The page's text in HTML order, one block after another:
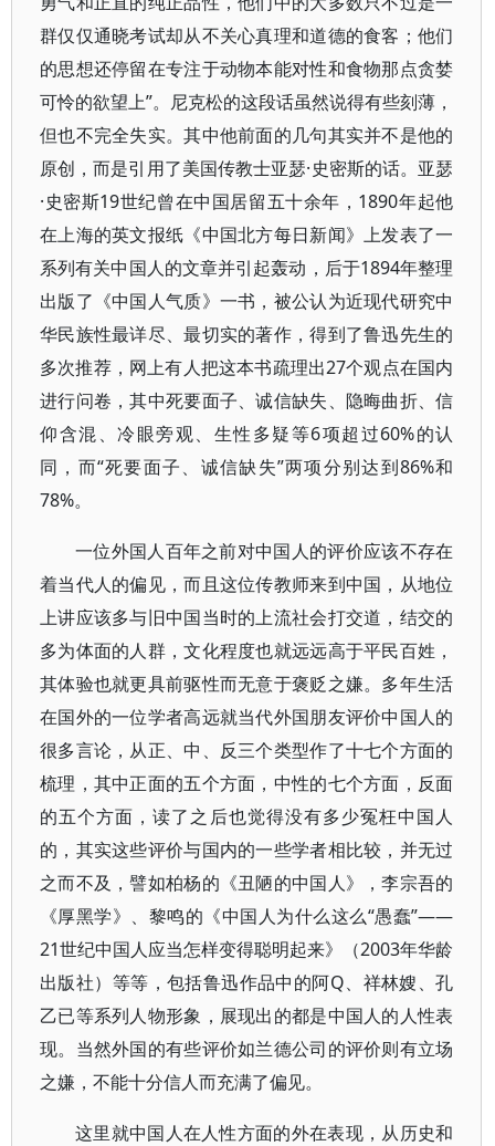
群仅仅通晓考试却从不关心真理和道德的食客；他们
的思想还停留在专注于动物本能对性和食物那点贪婪
可怜的欲望上”。尼克松的这段话虽然说得有些刻薄，
但也不完全失实。其中他前面的几句其实并不是他的
原创，而是引用了美国传教士亚瑟·史密斯的话。亚瑟
·史密斯19世纪曾在中国居留五十余年，1890年起他
在上海的英文报纸《中国北方每日新闻》上发表了一
系列有关中国人的文章并引起轰动，后于1894年整理
出版了《中国人气质》一书，被公认为近现代研究中
华民族性最详尽、最切实的著作，得到了鲁迅先生的
多次推荐，网上有人把这本书疏理出27个观点在国内
进行问卷，其中死要面子、诚信缺失、隐晦曲折、信
仰含混、冷眼旁观、生性多疑等6项超过60%的认
同，而“死要面子、诚信缺失”两项分别达到86%和
78%。
一位外国人百年之前对中国人的评价应该不存在
着当代人的偏见，而且这位传教师来到中国，从地位
上讲应该多与旧中国当时的上流社会打交道，结交的
多为体面的人群，文化程度也就远远高于平民百姓，
其体验也就更具前驱性而无意于褒贬之嫌。多年生活
在国外的一位学者高远就当代外国朋友评价中国人的
很多言论，从正、中、反三个类型作了十七个方面的
梳理，其中正面的五个方面，中性的七个方面，反面
的五个方面，读了之后也觉得没有多少冤枉中国人
的，其实这些评价与国内的一些学者相比较，并无过
之而不及，譬如柏杨的《丑陋的中国人》，李宗吾的
《厚黑学》、黎鸣的《中国人为什么这么“愚蠢”——
21世纪中国人应当怎样变得聪明起来》（2003年华龄
出版社）等等，包括鲁迅作品中的阿Q、祥林嫂、孔
乙已等系列人物形象，展现出的都是中国人的人性表
现。当然外国的有些评价如兰德公司的评价则有立场
之嫌，不能十分信人而充满了偏见。
这里就中国人在人性方面的外在表现，从历史和